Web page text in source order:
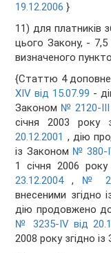
19.12.2006 }
11) для платників
цього Закону, - 7,5
визначеного
{Статтю 4
XIV від 15.07.99 -
Законом № 2120-III
січня 2003 року
20.12.2001 , дію
із Законом № 380-
1 січня 2006
23.12.2004, №
внесеними згідно
дію продовжено
№ 3235-IV від
2008 року згідно